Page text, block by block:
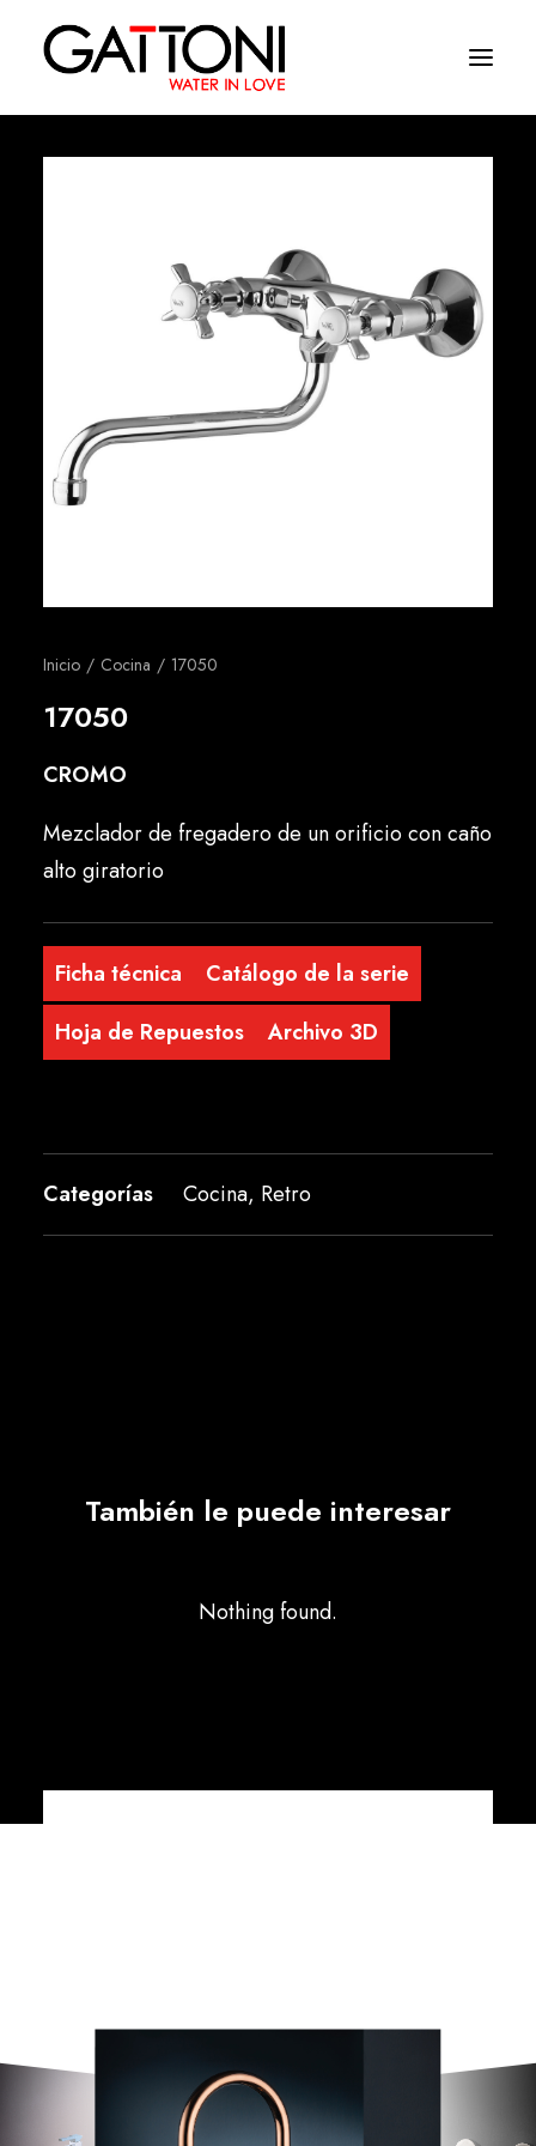
Dònde comprar
Contacto
Inicio Cocina 17050
17050
CROMO
Mezclador de fregadero de un orificio con caño
alto giratorio
Ficha técnica
Catálogo de la serie
Hoja de Repuestos
Archivo 3D
Categorías Cocina, Retro
También le puede interesar
Nothing found.